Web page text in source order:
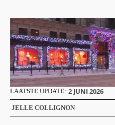
LAATSTE UPDATE: 2 JUNI 2026
JELLE COLLIGNON